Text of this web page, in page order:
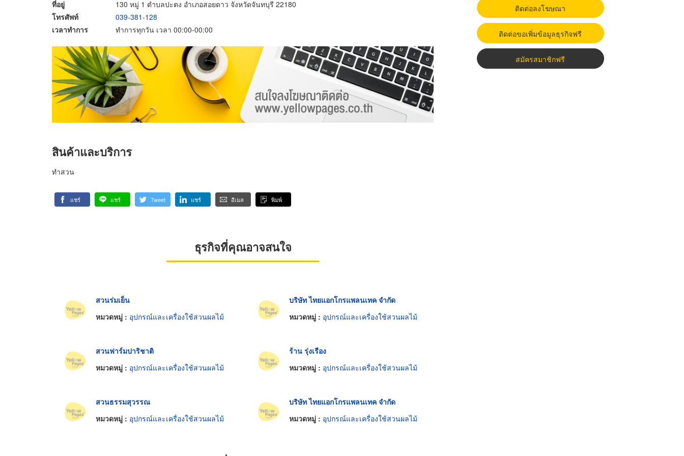
ที่อยู่
130 หมู่ 1 ตำบลปะตง อำเภอสอยดาว จังหวัดจันทบุรี 22180
โทรศัพท์
039-381-128
เวลาทำการ
ทำการทุกวัน เวลา 00:00-00:00
สินค้าและบริการ
ทำสวน
แชร์ แชร์ Tweet แชร์ อีเมล พิมพ์
ธุรกิจที่คุณอาจสนใจ
สวนร่มเย็น
หมวดหมู่ : อุปกรณ์และเครื่องใช้สวนผลไม้
บริษัท ไทยแอกโกรแพลนเทค จำกัด
หมวดหมู่ : อุปกรณ์และเครื่องใช้สวนผลไม้
สวนฟาร์มปาริชาติ
หมวดหมู่ : อุปกรณ์และเครื่องใช้สวนผลไม้
ร้าน รุ่งเรือง
หมวดหมู่ : อุปกรณ์และเครื่องใช้สวนผลไม้
สวนธรรมสุวรรณ
หมวดหมู่ : อุปกรณ์และเครื่องใช้สวนผลไม้
บริษัท ไทยแอกโกรแพลนเทค จำกัด
หมวดหมู่ : อุปกรณ์และเครื่องใช้สวนผลไม้
ติดต่อลงโฆษณา
ติดต่อขอเพิ่มข้อมูลธุรกิจฟรี
สมัครสมาชิกฟรี